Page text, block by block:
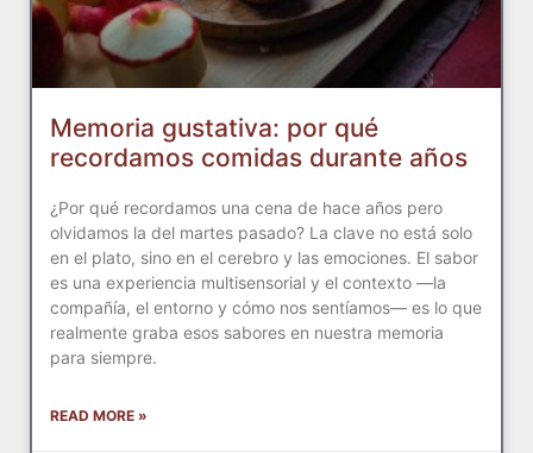
Memoria gustativa: por qué
recordamos comidas durante años
¿Por qué recordamos una cena de hace años pero
olvidamos la del martes pasado? La clave no está solo
en el plato, sino en el cerebro y las emociones. El sabor
es una experiencia multisensorial y el contexto —la
compañía, el entorno y cómo nos sentíamos— es lo que
realmente graba esos sabores en nuestra memoria
para siempre.
READ MORE »